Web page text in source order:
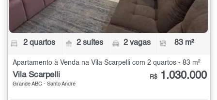
2 quartos 2 suítes 2 vagas 83 m²
Apartamento à Venda na Vila Scarpelli com 2 quartos - 83 m²
Vila Scarpelli
Grande ABC - Santo André
R$ 1.030.000